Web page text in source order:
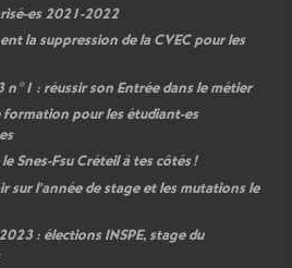
es 2021-2022
la suppression de la CVECpour les
: réussir son Entrée dans le métier
pour les étudiant-es
Snes-Fsu Créteil à tes côtés!
sur l’année de stage et les mutations le
: électionsINSPE, stage du